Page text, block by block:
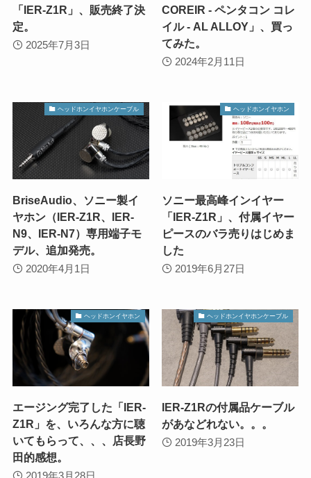
「IER-Z1R」、販売終了決
定。
2025年7月3日
COREIR - ペンタコン コレ
イル - AL ALLOY」、買っ
てみた。
2024年2月11日
ヘッドホンイヤホンケーブル
BriseAudio、ソニー製イ
ヤホン（IER-Z1R、IER-
N9、IER-N7）専用端子モ
デル、追加発売。
2020年4月1日
ヘッドホンイヤホン
ソニー最高峰インイヤー
「IER-Z1R」、付属イヤー
ピースのバラ売りはじめま
した
2019年6月27日
ヘッドホンイヤホン
エージング完了した「IER-
Z1R」を、いろんな方に聴
いてもらって、、、店長野
田的感想。
ヘッドホンイヤホンケーブル
IER-Z1Rの付属品ケーブル
があなどれない。。。
2019年3月23日